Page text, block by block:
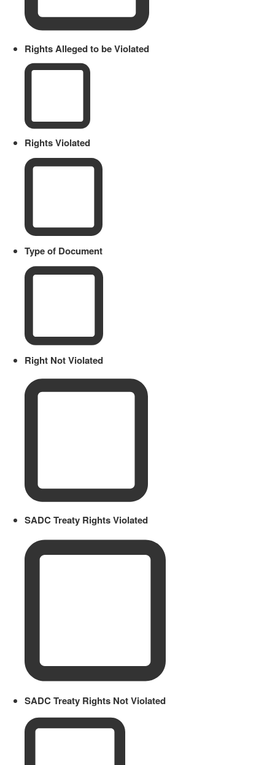
Rights Alleged to be Violated
Rights Violated
Type of Document
Right Not Violated
SADC Treaty Rights Violated
SADC Treaty Rights Not Violated